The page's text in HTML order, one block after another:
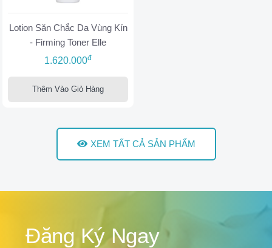
Lotion Săn Chắc Da Vùng Kín
- Firming Toner Elle
1.620.000đ
Thêm Vào Giỏ Hàng
XEM TẤT CẢ SẢN PHẨM
Đăng Ký Ngay